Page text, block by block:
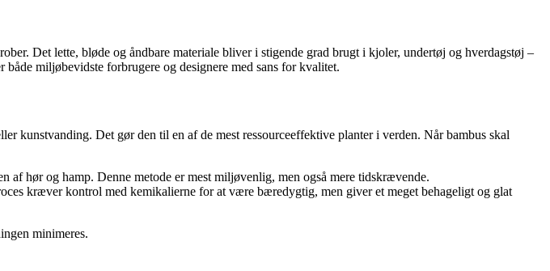
Det lette, bløde og åndbare materiale bliver i stigende grad brugt i kjoler, undertøj og hverdagstøj –
miljøbevidste forbrugere og designere med sans for kvalitet.
kunstvanding. Det gør den til en af de mest ressourceeffektive planter i verden. Når bambus skal
af hør og hamp. Denne metode er mest miljøvenlig, men også mere tidskrævende.
kræver kontrol med kemikalierne for at være bæredygtig, men giver et meget behageligt og glat
minimeres.